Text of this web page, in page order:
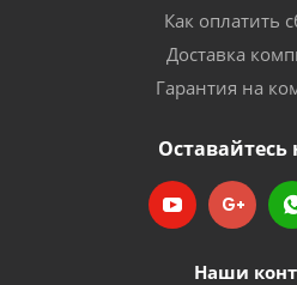
Как оплатить
Доставка
Гарантия на
Оставайтесь
Наши